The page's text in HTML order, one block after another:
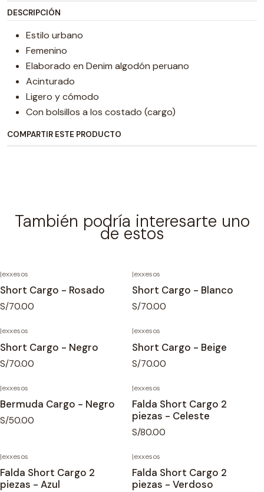
DESCRIPCIÓN
Estilo urbano
Femenino
Elaborado en Denim algodón peruano
Acinturado
Ligero y cómodo
Con bolsillos a los costado (cargo)
COMPARTIR ESTE PRODUCTO
También podría interesarte uno
de estos
|exxesos
Short Cargo - Rosado
S/70.00
|exxesos
Short Cargo - Blanco
S/70.00
|exxesos
Short Cargo - Negro
S/70.00
|exxesos
Short Cargo - Beige
S/70.00
|exxesos
Bermuda Cargo - Negro
S/50.00
|exxesos
Falda Short Cargo 2
piezas - Celeste
S/80.00
|exxesos
Falda Short Cargo 2
piezas - Azul
|exxesos
Falda Short Cargo 2
piezas - Verdoso